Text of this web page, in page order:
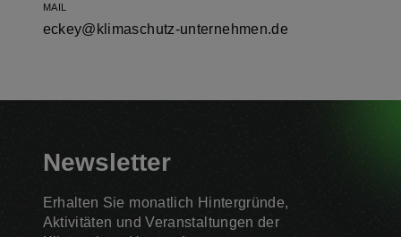
MAIL
eckey@klimaschutz-unternehmen.de
Newsletter
Erhalten Sie monatlich Hintergründe,
Aktivitäten und Veranstaltungen der